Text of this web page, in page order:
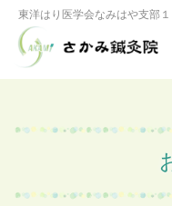
東洋はり医学会なみはや支部